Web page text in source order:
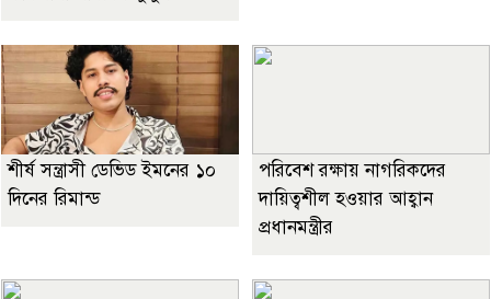
শীর্ষ সন্ত্রাসী ডেভিড ইমনের ১০
দিনের রিমান্ড
পরিবেশ রক্ষায় নাগরিকদের
দায়িত্বশীল হওয়ার আহ্বান
প্রধানমন্ত্রীর